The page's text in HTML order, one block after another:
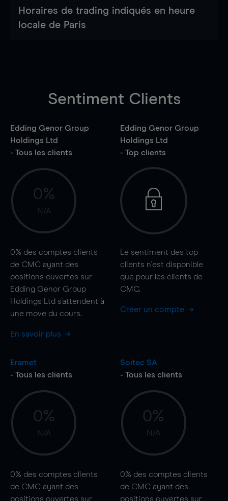
Horaires de trading indiqués en heure
locale de Paris
Sentiment Clients
Edding Genor Group
Holdings Ltd
- Tous les clients
0%
N/A
0% des comptes clients
de CMC ayant des
positions ouvertes sur
Edding Genor Group
Holdings Ltd s'attendent à
une move du cours.
En savoir plus
Edding Genor Group
Holdings Ltd
- Top clients
Le sentiment des top
clients n'est disponible
que pour les clients de
CMC.
Créer un compte
Eramet
- Tous les clients
0%
N/A
0% des comptes clients
de CMC ayant des
positions ouvertes sur
Soitec SA
- Tous les clients
0%
N/A
0% des comptes clients
de CMC ayant des
positions ouvertes sur